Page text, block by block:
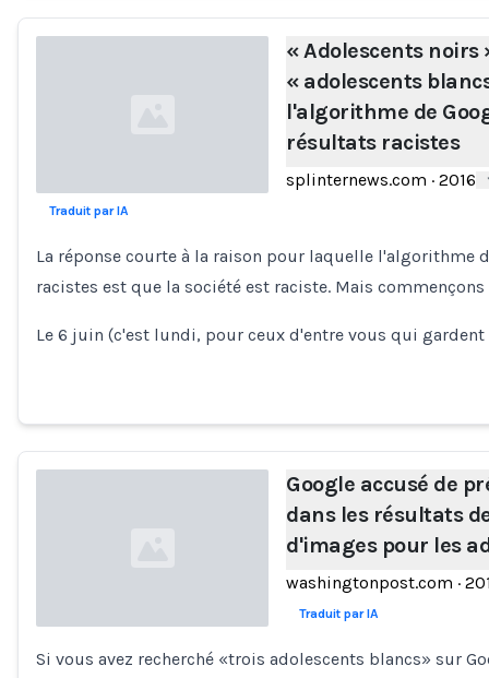
« Adolescents noirs
« adolescents
l'algorithme de
résultats racistes
splinternews.com · 2016
Traduit par IA
La réponse courte à la raison pour laquelle l'algorithme
racistes est que la société est raciste. Mais
Le 6 juin (c'est lundi, pour ceux d'entre vous qui gardent
Google accusé de
dans les résultats
d'images pour les
washingtonpost.com ·
Traduit par IA
Si vous avez recherché «trois adolescents blancs» sur